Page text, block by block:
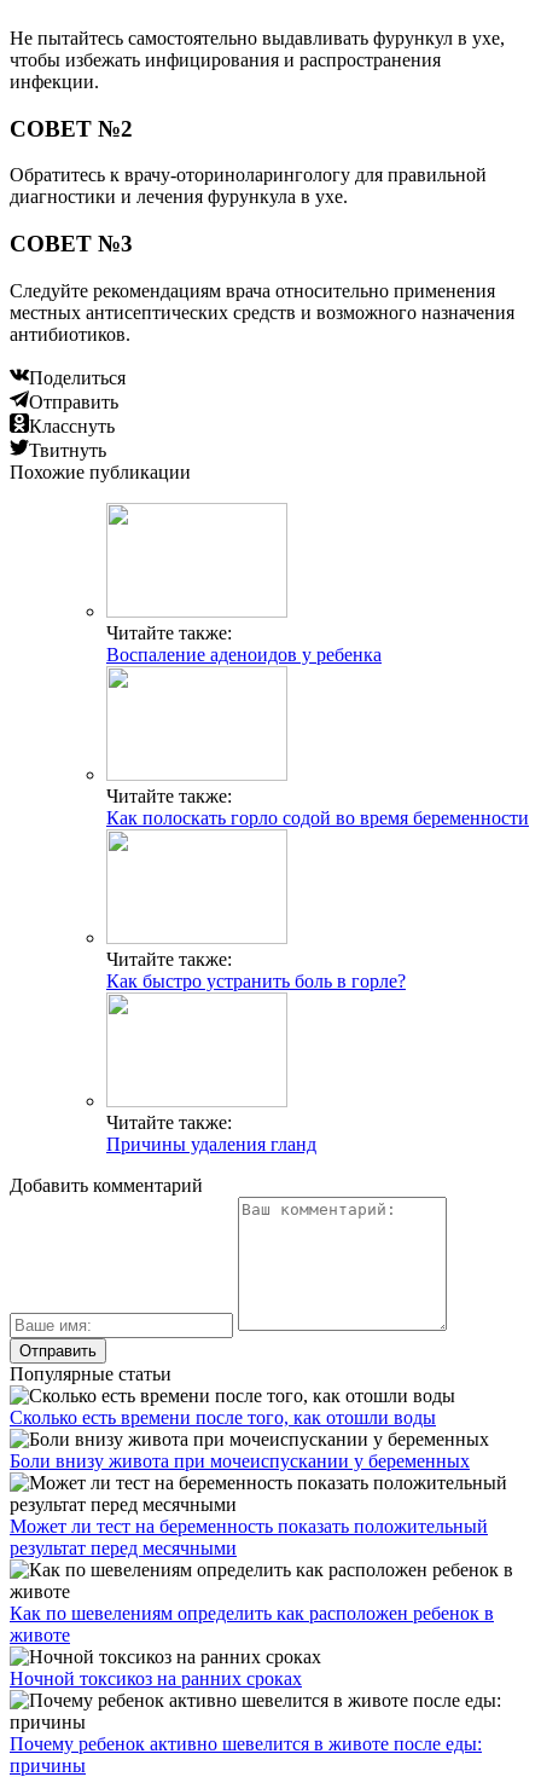
Не пытайтесь самостоятельно выдавливать фурункул в ухе,
чтобы избежать инфицирования и распространения
инфекции.
СОВЕТ №2
Обратитесь к врачу-оториноларингологу для правильной
диагностики и лечения фурункула в ухе.
СОВЕТ №3
Следуйте рекомендациям врача относительно применения
местных антисептических средств и возможного назначения
антибиотиков.
Поделиться
Отправить
Класснуть
Твитнуть
Похожие публикации
Читайте также:
Воспаление аденоидов у ребенка
Читайте также:
Как полоскать горло содой во время беременности
Читайте также:
Как быстро устранить боль в горле?
Читайте также:
Причины удаления гланд
Добавить комментарий
Популярные статьи
Сколько есть времени после того, как отошли воды
Боли внизу живота при мочеиспускании у беременных
Может ли тест на беременность показать положительный
результат перед месячными
Как по шевелениям определить как расположен ребенок в
животе
Ночной токсикоз на ранних сроках
Почему ребенок активно шевелится в животе после еды:
причины